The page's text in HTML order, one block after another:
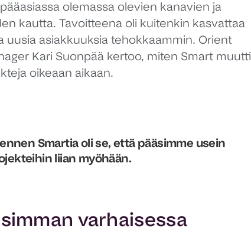
olemassa olevien kanavien ja
kautta. Tavoitteena oli kuitenkin kasvattaa
uusia asiakkuuksia tehokkaammin. Orient
Kari Suonpää kertoo, miten Smart muutti
oikeaan aikaan.
Smartia oli se, että pääsimme usein
liian myöhään.
varhaisessa